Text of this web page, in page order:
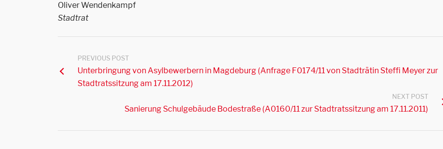
Oliver Wendenkampf
Stadtrat
PREVIOUS POST
Unterbringung von Asylbewerbern in Magdeburg (Anfrage F0174/11 von Stadträtin Steffi Meyer zur
Stadtratssitzung am 17.11.2012)
NEXT POST
Sanierung Schulgebäude Bodestraße (A0160/11 zur Stadtratssitzung am 17.11.2011)